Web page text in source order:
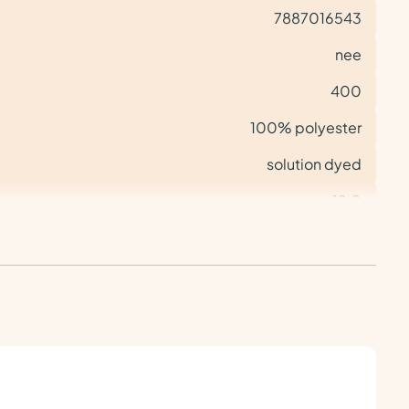
7887016543
nee
400
100% polyester
solution dyed
12,0